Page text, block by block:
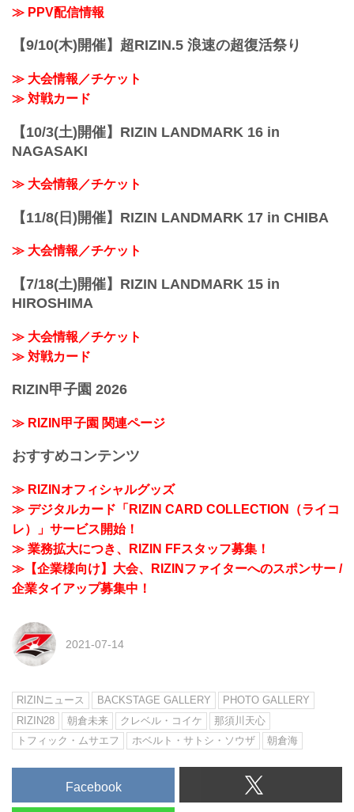
第9試合／那須川天心vs.3...
≫ PPV配信情報
【9/10(木)開催】超RIZIN.5 浪速の超復活祭り
≫ 大会情報／チケット
≫ 対戦カード
【10/3(土)開催】RIZIN LANDMARK 16 in
NAGASAKI
≫ 大会情報／チケット
【11/8(日)開催】RIZIN LANDMARK 17 in CHIBA
≫ 大会情報／チケット
【7/18(土)開催】RIZIN LANDMARK 15 in
HIROSHIMA
≫ 大会情報／チケット
≫ 対戦カード
RIZIN甲子園 2026
≫ RIZIN甲子園 関連ページ
おすすめコンテンツ
≫ RIZINオフィシャルグッズ
≫ デジタルカード「RIZIN CARD COLLECTION（ライコ
レ）」サービス開始！
≫ 業務拡大につき、RIZIN FFスタッフ募集！
≫【企業様向け】大会、RIZINファイターへのスポンサー /
企業タイアップ募集中！
2021-07-14
RIZINニュース BACKSTAGE GALLERY
PHOTO GALLERY
RIZIN28
朝倉未来 クレベル・コイケ
那須川天心
トフィック・ムサエフ
ホベルト・サトシ・ソウザ 朝倉海
Facebook